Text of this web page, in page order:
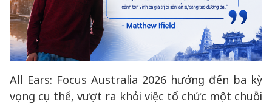
All Ears: Focus Australia 2026 hướng đến ba kỳ
vọng cụ thể, vượt ra khỏi việc tổ chức một chuỗi